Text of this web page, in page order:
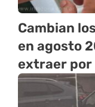
Cambian
en agosto
extraer por